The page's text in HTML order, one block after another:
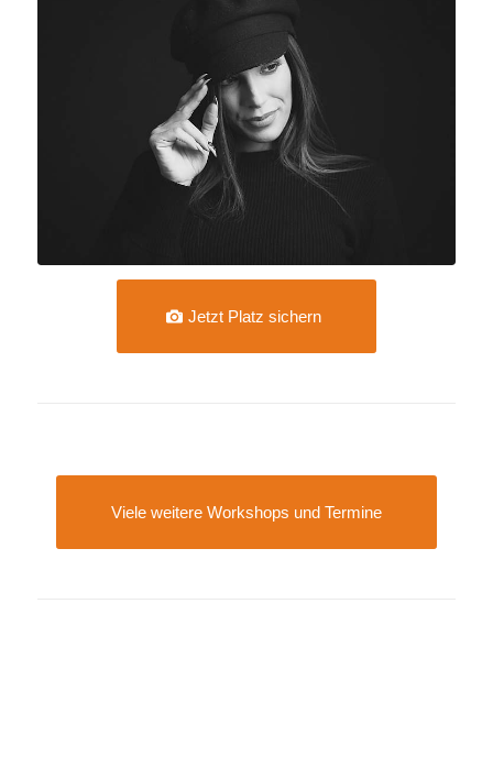
Jetzt Platz sichern
Viele weitere Workshops und Termine